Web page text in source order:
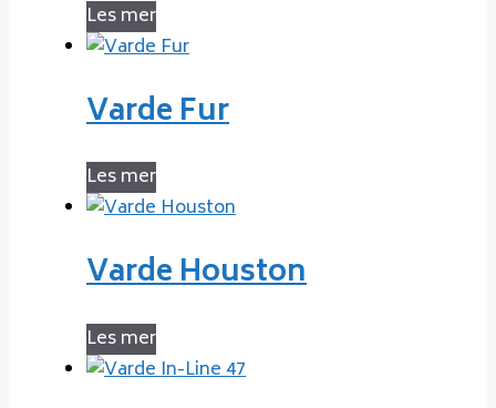
Les mer
Varde Fur
Les mer
Varde Houston
Les mer